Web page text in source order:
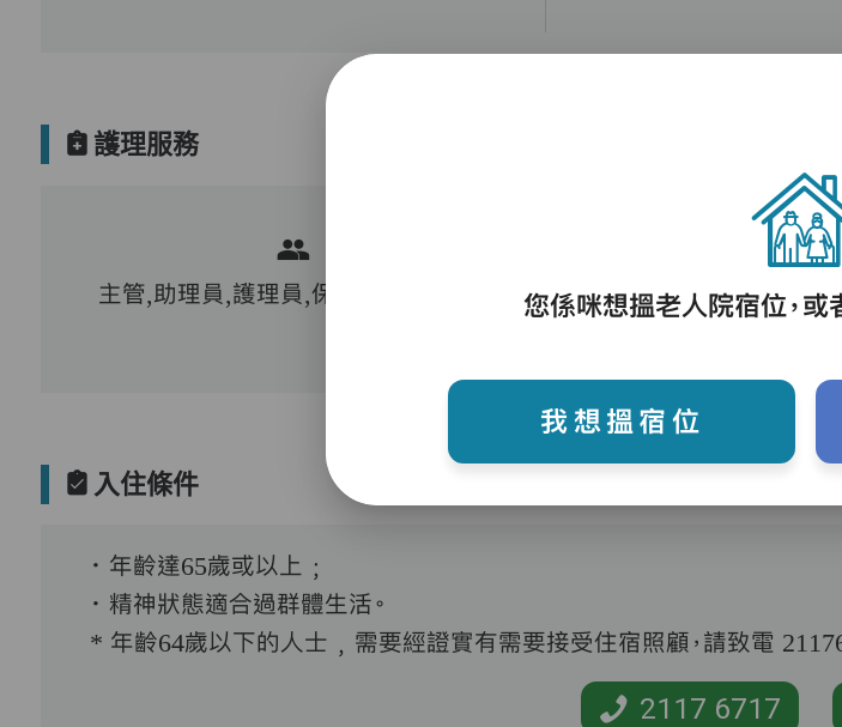
護理服務
主管,助理員,護理員,保健員,到診醫生
護理評估、執藥、核派藥
入住條件
．年齡達65歲或以上﹔
．精神狀態適合過群體生活。
* 年齡64歲以下的人士﹐需要經證實有需要接受住宿照顧，請致電
2117 6717
您係咪想搵老人院宿位，或
我想搵宿位